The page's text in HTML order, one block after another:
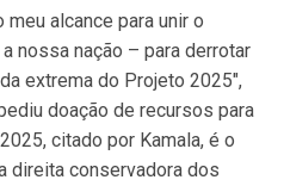
alcance para unir o
nossa nação – para derrotar
extrema do Projeto 2025",
doação de recursos para
citado por Kamala, é o
direita conservadora dos